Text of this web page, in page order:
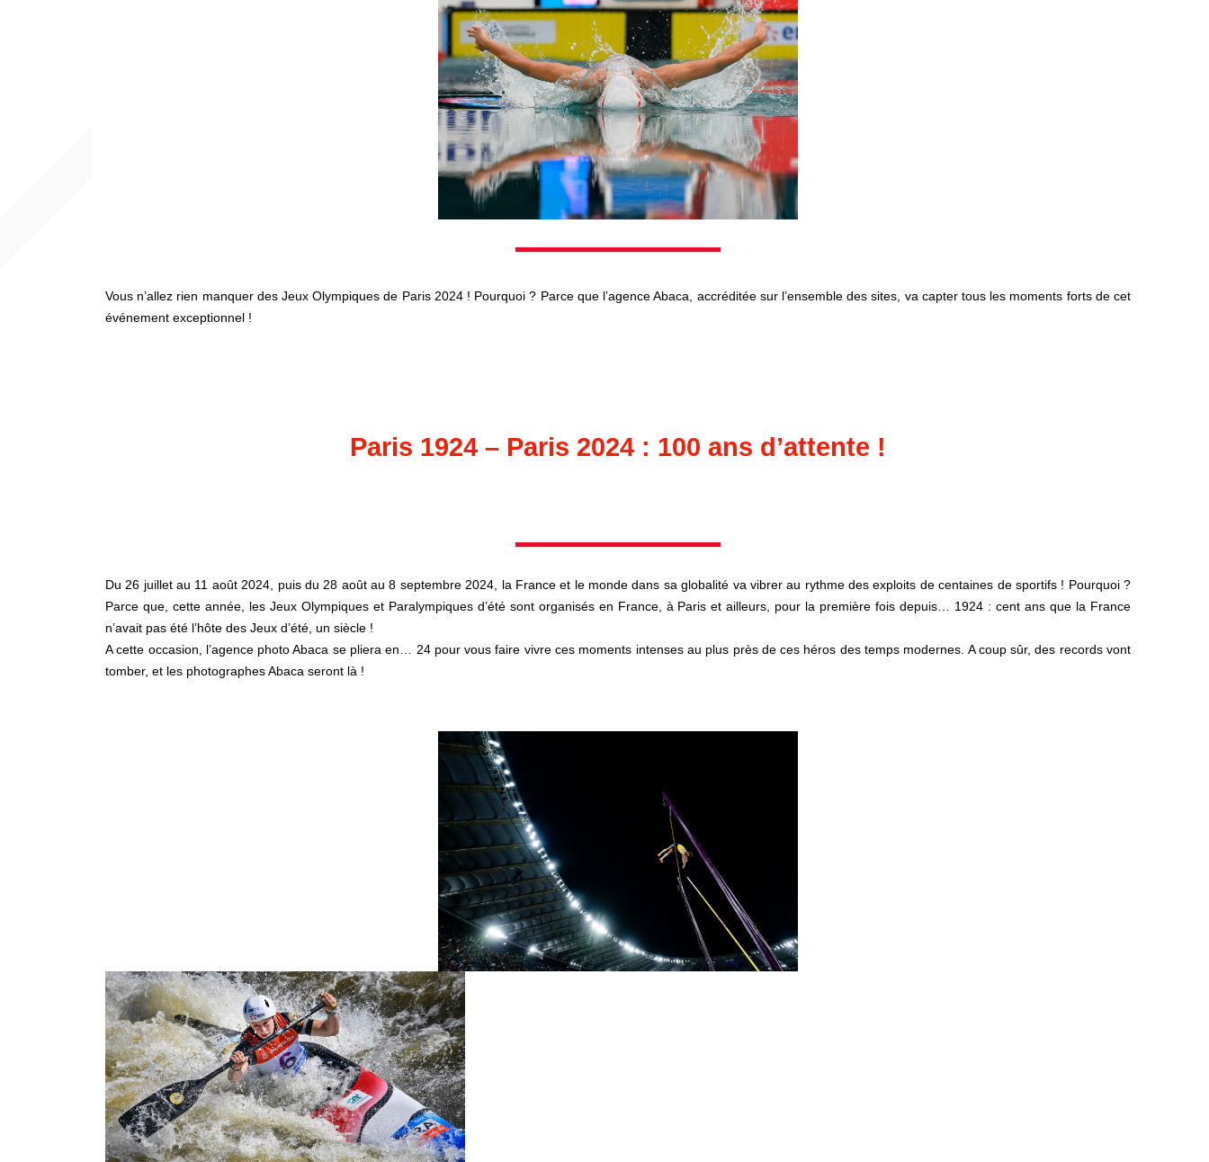
Vous n’allez rien manquer des Jeux Olympiques de Paris 2024 ! Pourquoi ? Parce que l’agence Abaca, accréditée sur l’ensemble des sites, va capter tous les moments forts de cet
événement exceptionnel !
Paris 1924 – Paris 2024 : 100 ans d’attente !
Du 26 juillet au 11 août 2024, puis du 28 août au 8 septembre 2024, la France et le monde dans sa globalité va vibrer au rythme des exploits de centaines de sportifs ! Pourquoi ?
Parce que, cette année, les Jeux Olympiques et Paralympiques d’été sont organisés en France, à Paris et ailleurs, pour la première fois depuis… 1924 : cent ans que la France
n’avait pas été l’hôte des Jeux d’été, un siècle !
A cette occasion, l’agence photo Abaca se pliera en… 24 pour vous faire vivre ces moments intenses au plus près de ces héros des temps modernes. A coup sûr, des records vont
tomber, et les photographes Abaca seront là !